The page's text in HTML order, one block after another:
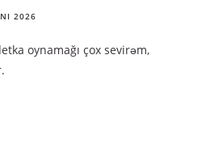
2026
oynamağı çox sevirəm,